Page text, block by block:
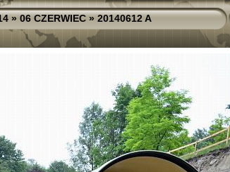
»06 CZERWIEC»20140612 A